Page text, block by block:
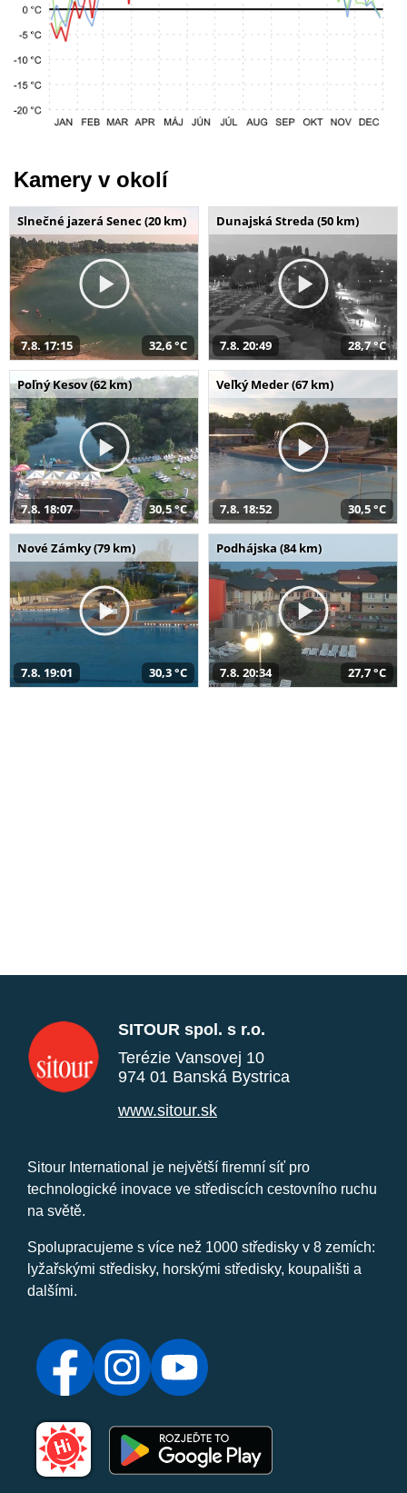
Kamery v okolí
Slnečné jazerá Senec (20 km)
7.8. 17:15 32,6 °C
Dunajská Streda (50 km)
7.8. 20:49 28,7 °C
Poľný Kesov (62 km)
7.8. 18:07 30,5 °C
Veľký Meder (67 km)
7.8. 18:52 30,5 °C
Nové Zámky (79 km)
7.8. 19:01 30,3 °C
Podhájska (84 km)
7.8. 20:34 27,7 °C
SITOUR spol. s r.o.
Terézie Vansovej 10
974 01 Banská Bystrica
www.sitour.sk
Sitour International je největší firemní síť pro
technologické inovace ve střediscích cestovního ruchu
na světě.
Spolupracujeme s více než 1000 středisky v 8 zemích:
lyžařskými středisky, horskými středisky, koupališti a
dalšími.